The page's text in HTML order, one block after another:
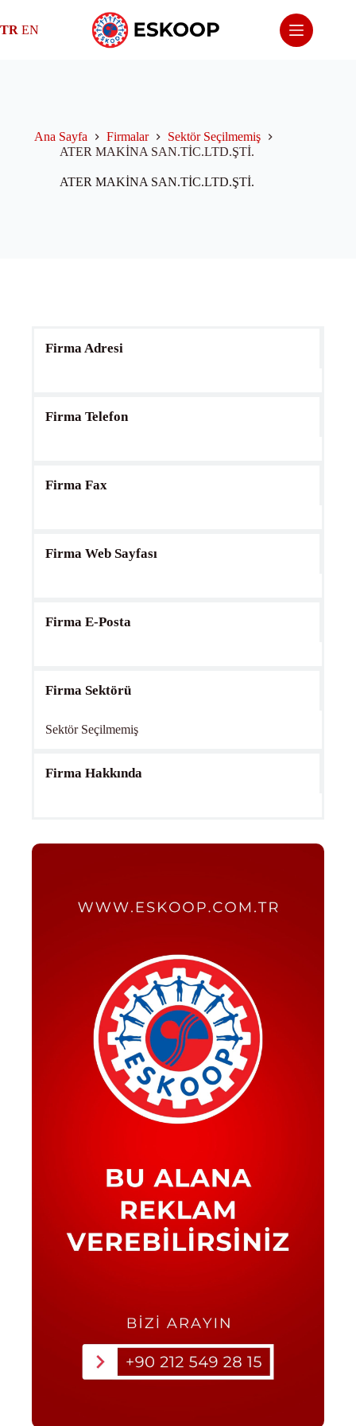
content
TR EN
Ana Sayfa Firmalar
Sektör Seçilmemiş
ATER MAKİNA SAN.TİC.LTD.ŞTİ.
ATER MAKİNA SAN.TİC.LTD.ŞTİ.
Firma Adresi
Firma Telefon
Firma Fax
Firma Web Sayfası
Firma E-Posta
Firma Sektörü
Sektör Seçilmemiş
Firma Hakkında